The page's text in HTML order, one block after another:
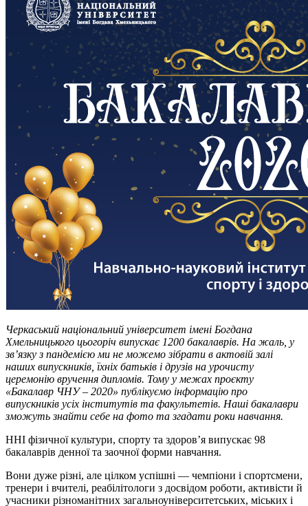
Черкаський національний університет імені Богдана
Хмельницького цьогоріч випускає 1200 бакалаврів. На жаль, у
зв’язку з пандемією ми не можемо зібрати в актовій залі
наших випускників, їхніх батьків і друзів на урочисту
церемонію вручення дипломів. Тому у межах проєкту
«Бакалавр ЧНУ – 2020» публікуємо інформацію про
випускників усіх інститутів та факультетів. Наші бакалаври
зможуть знайти себе на фото та згадати роки навчання.
ННІ фізичної культури, спорту та здоров’я випускає 98
бакалаврів денної та заочної форми навчання.
Вони дуже різні, але цілком успішні — чемпіони і спортсмени,
тренери і вчителі, реабілітологи з досвідом роботи, активісти й
учасники різноманітних загальноуніверситетських, міських і